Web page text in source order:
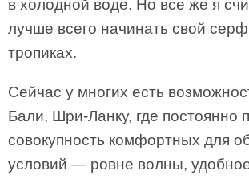
в холодной воде. Но все же я
лучше всего начинать свой
тропиках.
Сейчас у многих есть
Бали, Шри-Ланку, где постоянно
совокупность комфортных для
условий — ровне волны,